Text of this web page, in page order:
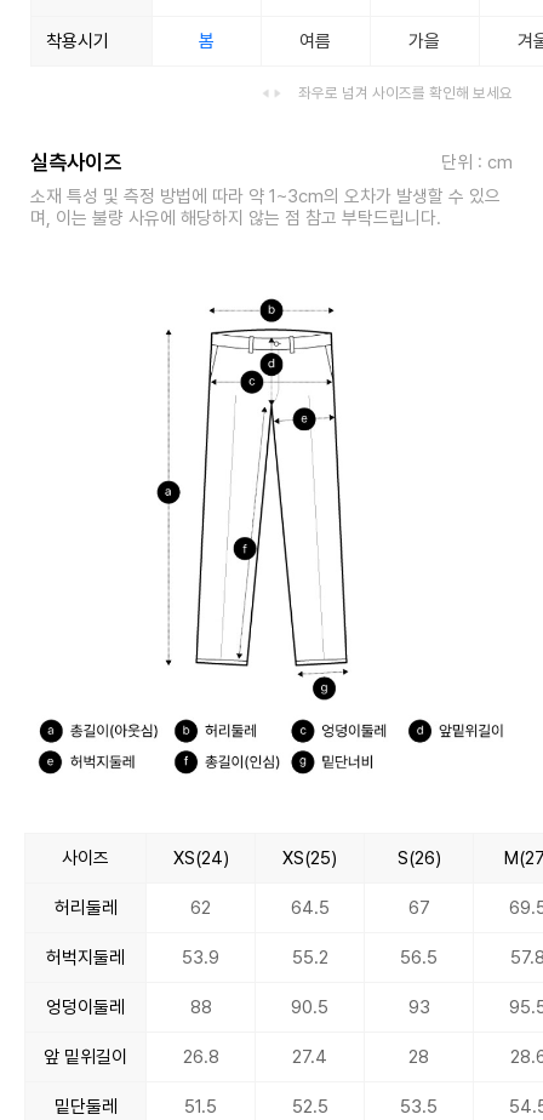
착용시기 봄 여름 가을 겨
좌우로 넘겨 사이즈를 확인해 보세요
실측사이즈
단위 : cm
소재 특성 및 측정 방법에 따라 약 1~3cm의 오차가 발생할 수 있으
며, 이는 불량 사유에 해당하지 않는 점 참고 부탁드립니다.
사이즈 XS(24) XS(25) S(26)
허리둘레 62 64.5 67
허벅지둘레 53.9 55.2 56.5
엉덩이둘레 88 90.5 93
앞 밑위길이 26.8 27.4 28
밑단둘레 51.5 52.5 53.5